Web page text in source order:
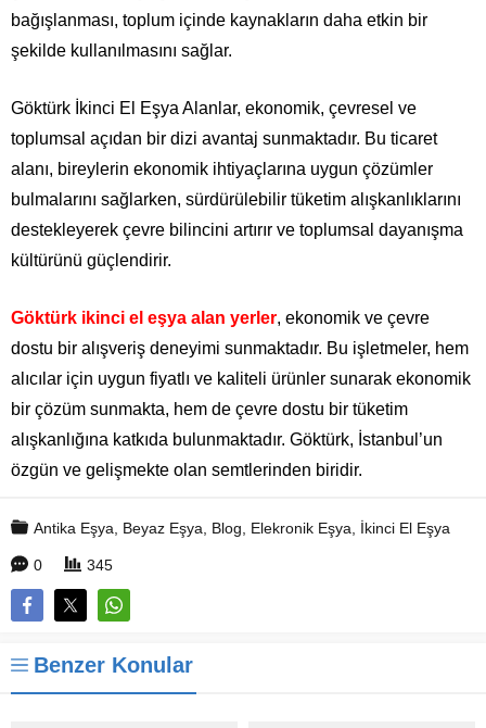
bağışlanması, toplum içinde kaynakların daha etkin bir
şekilde kullanılmasını sağlar.
Göktürk İkinci El Eşya Alanlar, ekonomik, çevresel ve
toplumsal açıdan bir dizi avantaj sunmaktadır. Bu ticaret
alanı, bireylerin ekonomik ihtiyaçlarına uygun çözümler
bulmalarını sağlarken, sürdürülebilir tüketim alışkanlıklarını
destekleyerek çevre bilincini artırır ve toplumsal dayanışma
kültürünü güçlendirir.
Göktürk ikinci el eşya alan yerler, ekonomik ve çevre
dostu bir alışveriş deneyimi sunmaktadır. Bu işletmeler, hem
alıcılar için uygun fiyatlı ve kaliteli ürünler sunarak ekonomik
bir çözüm sunmakta, hem de çevre dostu bir tüketim
alışkanlığına katkıda bulunmaktadır. Göktürk, İstanbul’un
özgün ve gelişmekte olan semtlerinden biridir.
Antika Eşya Beyaz Eşya Blog Elekronik Eşya İkinci El Eşya
0 345
Benzer Konular